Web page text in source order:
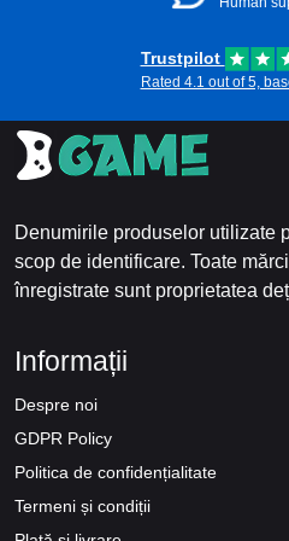
Trustpilot
Rated 4.1 out of 5,
Denumirile produselor utilizate
scop de identificare. Toate
înregistrate sunt proprietatea
Informații
Despre noi
GDPR Policy
Politica de confidențialitate
Termeni și condiții